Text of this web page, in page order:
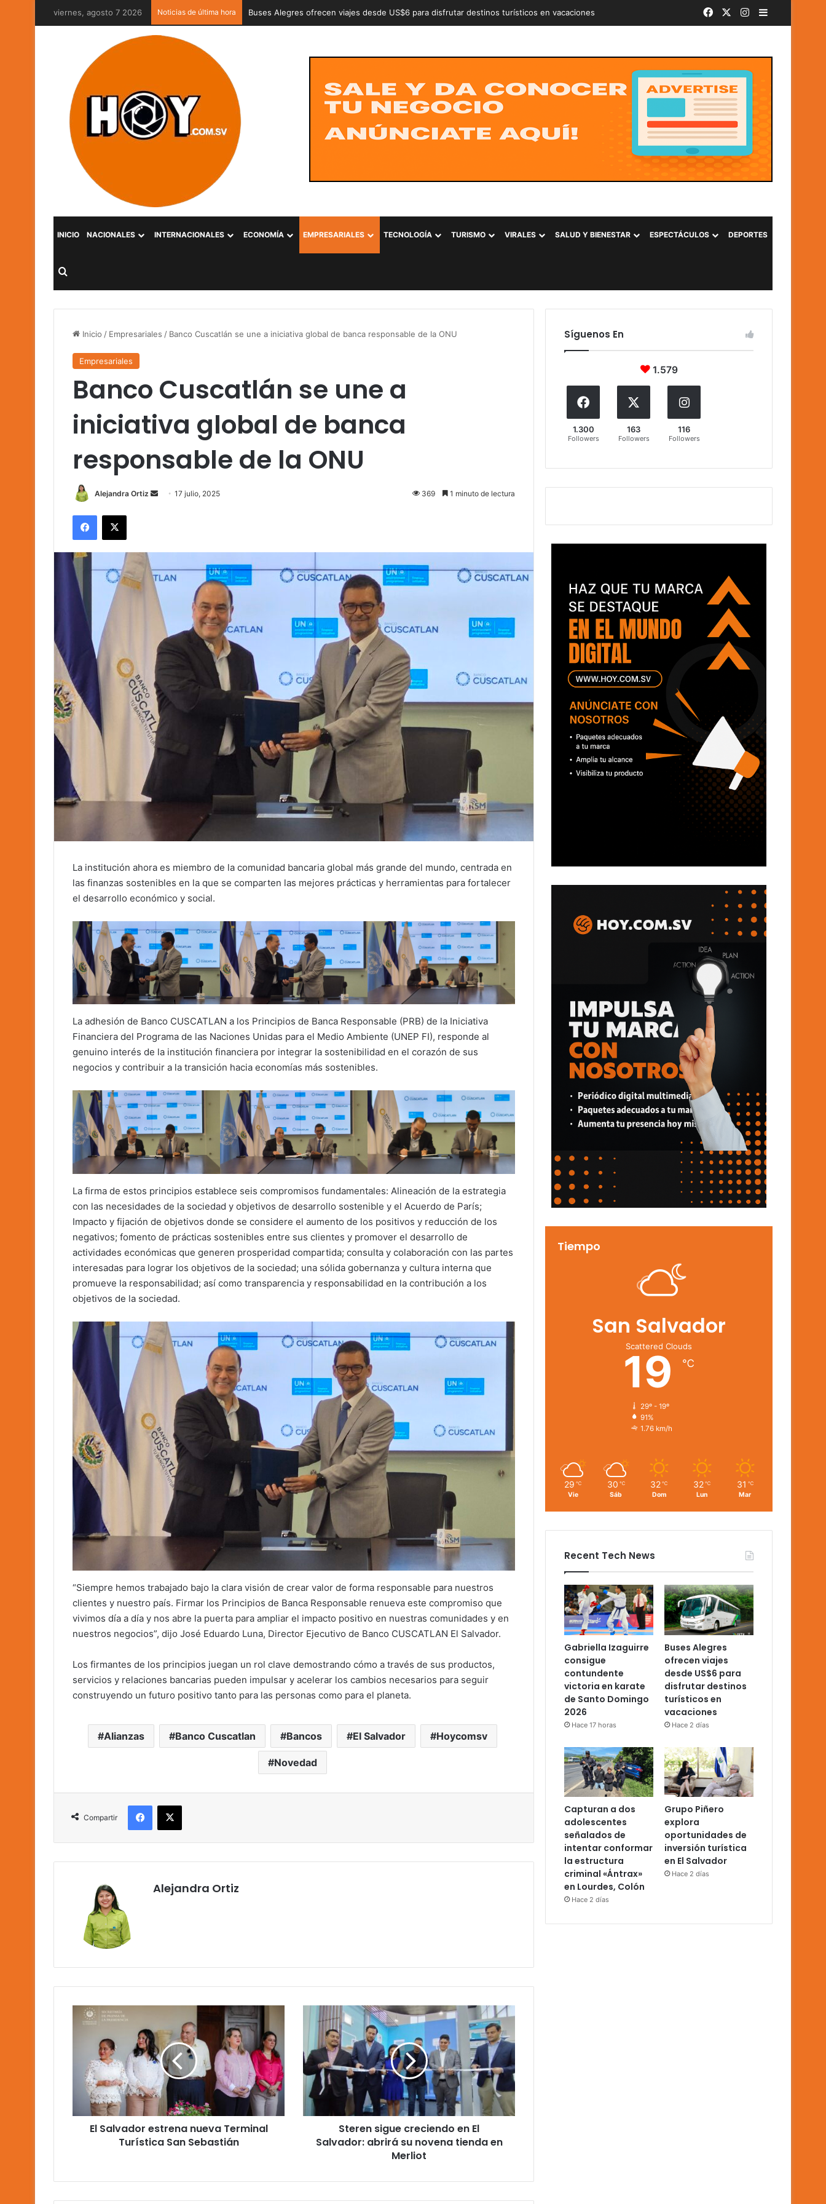
viernes, agosto 7 2026 Noticias de última hora Capturan a dos adolescentes señalados de intentar conformar la estructura criminal «Ántrax» en Lourdes, Colón FacebookInstagram
Barra lateral
INICIO NACIONALES INTERNACIONALES ECONOMÍA EMPRESARIALES TECNOLOGÍA TURISMO VIRALES SALUD Y BIENESTAR ESPECTÁCULOS DEPORTES
Buscar por
Inicio / Empresariales / Banco Cuscatlán se une a iniciativa global de banca responsable de la ONU
Empresariales
Banco Cuscatlán se une a
iniciativa global de banca
responsable de la ONU
Alejandra Ortiz
Send17 julio, 2025 369 1 minuto de lectura
Facebook
X
La institución ahora es miembro de la comunidad bancaria global más grande del mundo, centrada en
las finanzas sostenibles en la que se comparten las mejores prácticas y herramientas para fortalecer
el desarrollo económico y social.
La adhesión de Banco CUSCATLAN a los Principios de Banca Responsable (PRB) de la Iniciativa
Financiera del Programa de las Naciones Unidas para el Medio Ambiente (UNEP FI), responde al
genuino interés de la institución financiera por integrar la sostenibilidad en el corazón de sus
negocios y contribuir a la transición hacia economías más sostenibles.
La firma de estos principios establece seis compromisos fundamentales: Alineación de la estrategia
con las necesidades de la sociedad y objetivos de desarrollo sostenible y el Acuerdo de París;
Impacto y fijación de objetivos donde se considere el aumento de los positivos y reducción de los
negativos; fomento de prácticas sostenibles entre sus clientes y promover el desarrollo de
actividades económicas que generen prosperidad compartida; consulta y colaboración con las partes
interesadas para lograr los objetivos de la sociedad; una sólida gobernanza y cultura interna que
promueve la responsabilidad; así como transparencia y responsabilidad en la contribución a los
objetivos de la sociedad.
“Siempre hemos trabajado bajo la clara visión de crear valor de forma responsable para nuestros
clientes y nuestro país. Firmar los Principios de Banca Responsable renueva este compromiso que
vivimos día a día y nos abre la puerta para ampliar el impacto positivo en nuestras comunidades y en
nuestros negocios”, dijo José Eduardo Luna, Director Ejecutivo de Banco CUSCATLAN El Salvador.
Los firmantes de los principios juegan un rol clave demostrando cómo a través de sus productos,
servicios y relaciones bancarias pueden impulsar y acelerar los cambios necesarios para seguir
construyendo un futuro positivo tanto para las personas como para el planeta.
Alianzas Banco Cuscatlan Bancos El Salvador Hoycomsv
Novedad
Compartir
Facebook
X
Alejandra Ortiz
Salvador
Terminal
Turística
San
Sebastián
El Salvador estrena nueva Terminal
Turística San Sebastián
Steren
sigue
creciendo
en
El
Salvador:
abrirá
su
novena
Steren sigue creciendo en El
Salvador: abrirá su novena tienda en
Merliot
Síguenos En
1.579
1.300
Followers
163
Followers
116
Followers
Tiempo
San Salvador
Scattered Clouds
19 ℃
29º - 19º
91%
1.76 km/h
29 ℃
Vie
30 ℃
Sáb
32 ℃
Dom
32 ℃
Lun
31 ℃
Mar
Recent Tech News
Gabriella Izaguirre
consigue
contundente
victoria en karate
de Santo Domingo
2026
Hace 17 horas
Buses Alegres
ofrecen viajes
desde US$6 para
disfrutar destinos
turísticos en
vacaciones
Hace 2 días
Capturan a dos
adolescentes
señalados de
intentar conformar
la estructura
criminal «Ántrax»
en Lourdes, Colón
Hace 2 días
Grupo Piñero
explora
oportunidades de
inversión turística
en El Salvador
Hace 2 días